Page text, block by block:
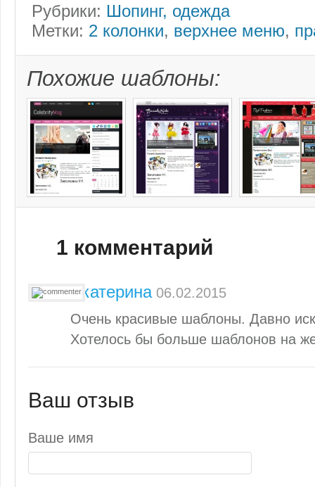
Рубрики: Шопинг, одежда
Метки: 2 колонки, верхнее меню,
Похожие шаблоны:
1 комментарий
Екатерина 06.02.2015
Очень красивые шаблоны. Давно
Хотелось бы больше шаблонов на
Ваш отзыв
Ваше имя